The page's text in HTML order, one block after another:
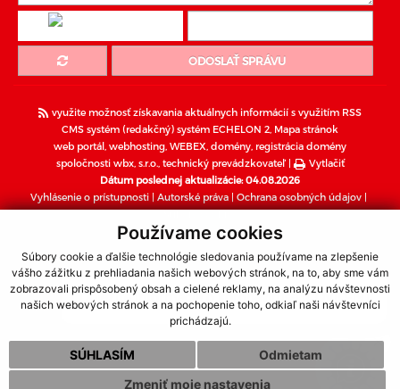
Používame cookies
Súbory cookie a ďalšie technológie sledovania používame na zlepšenie
vášho zážitku z prehliadania našich webových stránok, na to, aby sme vám
zobrazovali prispôsobený obsah a cielené reklamy, na analýzu návštevnosti
našich webových stránok a na pochopenie toho, odkiaľ naši návštevníci
prichádzajú.
SÚHLASÍM
Odmietam
Zmeniť moje nastavenia
ODOSLAŤ SPRÁVU
využite možnosť získavania aktuálnych informácií s využitím RSS
CMS systém (redakčný) systém ECHELON 2, Mapa stránok
web portál webhosting WEBEX domény registrácia domény
spoločnosti wbx, s.r.o., technický prevádzkovateľ|
Vytlačiť
Dátum poslednej aktualizácie: 04.08.2026
Vyhlásenie o prístupnosti | Autorské práva | Ochrana osobných údajov |
Súbory cookies
webdesign|webex.sk
Dôležité informácie o koronavíruse (COVID-19)